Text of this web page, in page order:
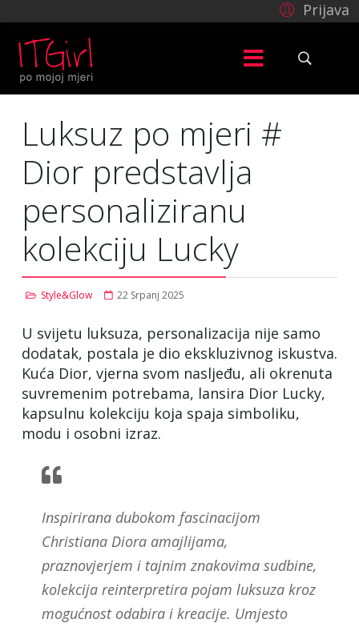
Prijava
Luksuz po mjeri #
Dior predstavlja
personaliziranu
kolekciju Lucky
Style&Glow 22 Srpanj 2025
U svijetu luksuza, personalizacija nije samo
dodatak, postala je dio ekskluzivnog iskustva.
Kuća Dior, vjerna svom nasljeđu, ali okrenuta
suvremenim potrebama, lansira Dior Lucky,
kapsulnu kolekciju koja spaja simboliku,
modu i osobni izraz.
Inspirirana dubokom fascinacijom
Christiana Diora amajlijama,
praznovjerjem i tajnim znakovima sudbine,
kolekcija reinterpretira pojam luksuza kroz
mogućnost odabira i kreacije. Umjesto